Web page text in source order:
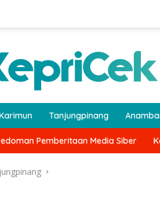
Tanjungpinang
Pemberitaan Media Siber